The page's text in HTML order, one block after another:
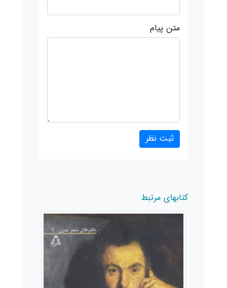
متن پیام
کتابهای مرتبط